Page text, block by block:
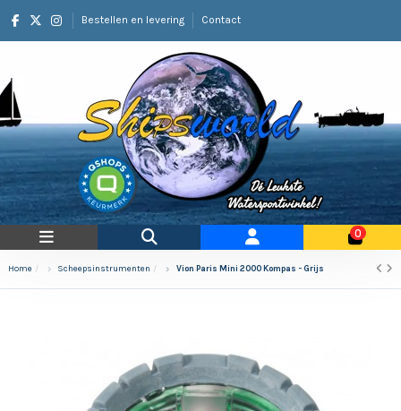
Bestellen en levering Contact
0
Home Scheepsinstrumenten Vion Paris Mini 2000 Kompas - Grijs